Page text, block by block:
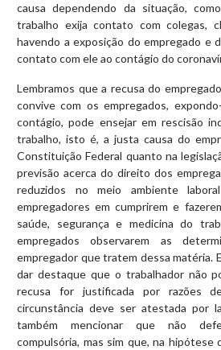
causa dependendo da situação,
trabalho exija contato com colegas,
havendo a exposição do empregado e
contato com ele ao contágio do
Lembramos que a recusa do
convive com os empregados,
contágio, pode ensejar em rescisão
trabalho, isto é, a justa causa do
Constituição Federal quanto na
previsão acerca do direito dos
reduzidos no meio ambiente
empregadores em cumprirem e
saúde, segurança e medicina do
empregados observarem as
empregador que tratem dessa
dar destaque que o trabalhador não
recusa for justificada por razões
circunstância deve ser atestada por
também mencionar que não
compulsória, mas sim que, na hipótese